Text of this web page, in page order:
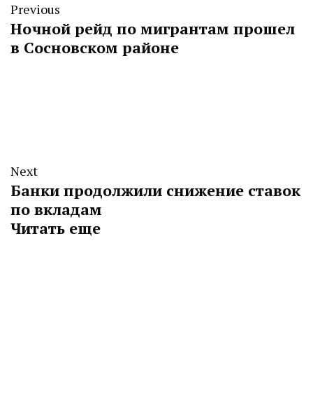
Previous
Ночной рейд по мигрантам прошел
в Сосновском районе
Next
Банки продолжили снижение ставок
по вкладам
Читать еще